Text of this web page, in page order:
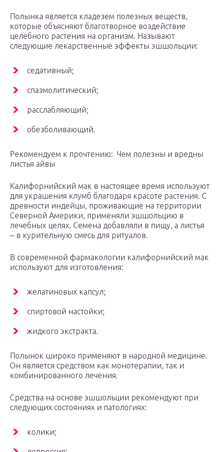
Полынка является кладезем полезных веществ,
которые объясняют благотворное воздействие
целебного растения на организм. Называют
следующие лекарственные эффекты эшшольции:
седативный;
спазмолитический;
расслабляющий;
обезболивающий.
Рекомендуем к прочтению: Чем полезны и вредны
листья айвы
Калифорнийский мак в настоящее время используют
для украшения клумб благодаря красоте растения. С
древности индейцы, проживающие на территории
Северной Америки, применяли эшшольцию в
лечебных целях. Семена добавляли в пищу, а листья
‒ в курительную смесь для ритуалов.
В современной фармакологии калифорнийский мак
используют для изготовления:
желатиновых капсул;
спиртовой настойки;
жидкого экстракта.
Полынок широко применяют в народной медицине.
Он является средством как монотерапии, так и
комбинированного лечения.
Средства на основе эшшольции рекомендуют при
следующих состояниях и патологиях:
колики;